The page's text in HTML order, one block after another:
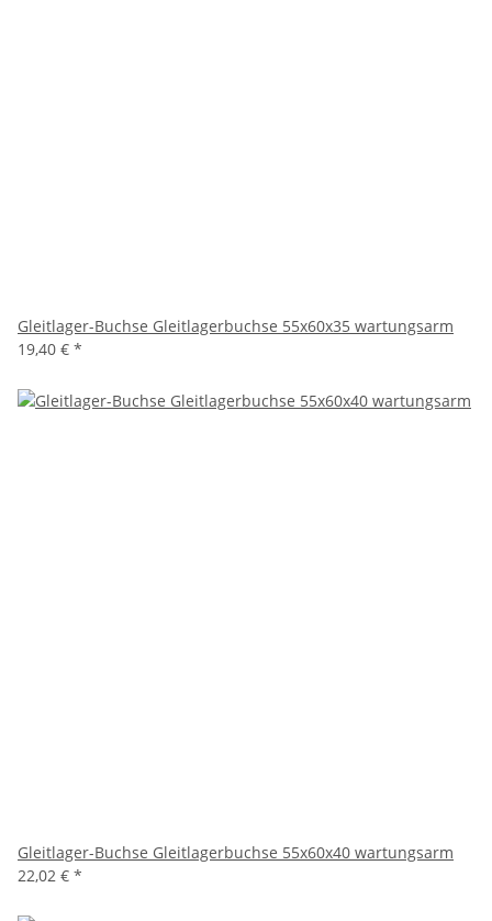
Gleitlager-Buchse Gleitlagerbuchse 55x60x35 wartungsarm
19,40 € *
Gleitlager-Buchse Gleitlagerbuchse 55x60x40 wartungsarm
22,02 € *